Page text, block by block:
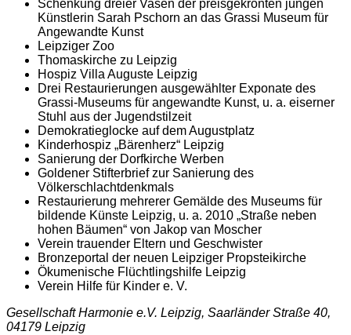
Schenkung dreier Vasen der preisgekrönten jungen
Künstlerin Sarah Pschorn an das Grassi Museum für
Angewandte Kunst
Leipziger Zoo
Thomaskirche zu Leipzig
Hospiz Villa Auguste Leipzig
Drei Restaurierungen ausgewählter Exponate des
Grassi-Museums für angewandte Kunst, u. a. eiserner
Stuhl aus der Jugendstilzeit
Demokratieglocke auf dem Augustplatz
Kinderhospiz „Bärenherz“ Leipzig
Sanierung der Dorfkirche Werben
Goldener Stifterbrief zur Sanierung des
Völkerschlachtdenkmals
Restaurierung mehrerer Gemälde des Museums für
bildende Künste Leipzig, u. a. 2010 „Straße neben
hohen Bäumen“ von Jakop van Moscher
Verein trauender Eltern und Geschwister
Bronzeportal der neuen Leipziger Propsteikirche
Ökumenische Flüchtlingshilfe Leipzig
Verein Hilfe für Kinder e. V.
Gesellschaft Harmonie e.V. Leipzig, Saarländer Straße 40,
04179 Leipzig